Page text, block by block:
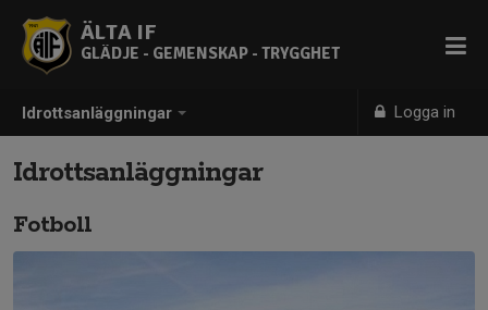
Idrottsanläggningar Logga in
ÄLTA IF
GLÄDJE - GEMENSKAP - TRYGGHET
Idrottsanläggningar
Fotboll